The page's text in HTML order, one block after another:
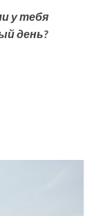
у тебя
день?